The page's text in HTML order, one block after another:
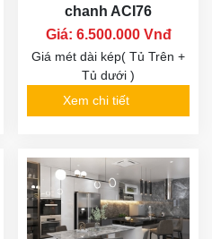
chanh ACI76
Giá: 6.500.000 Vnđ
Giá mét dài kép( Tủ Trên +
Tủ dưới )
Xem chi tiết